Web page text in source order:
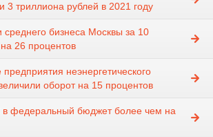
3 триллиона рублей в 2021 году
бизнеса Москвы за 10
26 процентов
неэнергетического
оборот на 15 процентов
федеральный бюджет более чем на